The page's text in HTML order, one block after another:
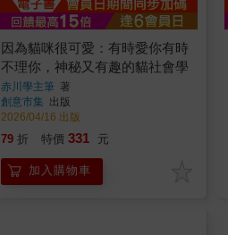
因為貓咪很可愛：有時愛你有時
不理你，神秘又有趣的貓社會學
赤川學主筆 著
創意市集 出版
2026/04/16 出版
79 折 特價 331 元
加入購物車